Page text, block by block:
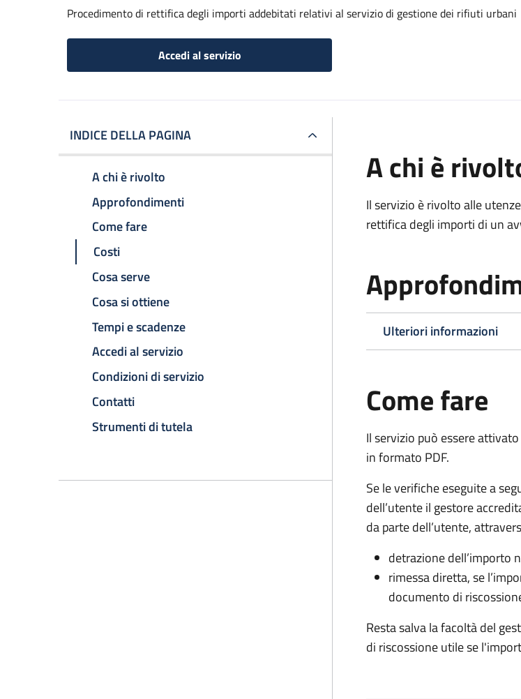
Procedimento di rettifica degli importi addebitati relativi al servizio di gestione dei rifiuti urbani
Accedi al servizio
INDICE DELLA PAGINA
A chi è rivolto
Approfondimenti
Come fare
Costi
Cosa serve
Cosa si ottiene
Tempi e scadenze
Accedi al servizio
Condizioni di servizio
Contatti
Strumenti di tutela
A chi è
Il servizio è rivolto alle
rettifica degli importi di un
Ulteriori informazioni
Come fare
Il servizio può essere
in formato PDF.
Se le verifiche eseguite a
dell’utente il gestore
da parte dell’utente,
detrazione dell’importo
rimessa diretta, se
documento di
Resta salva la facoltà del
di riscossione utile se